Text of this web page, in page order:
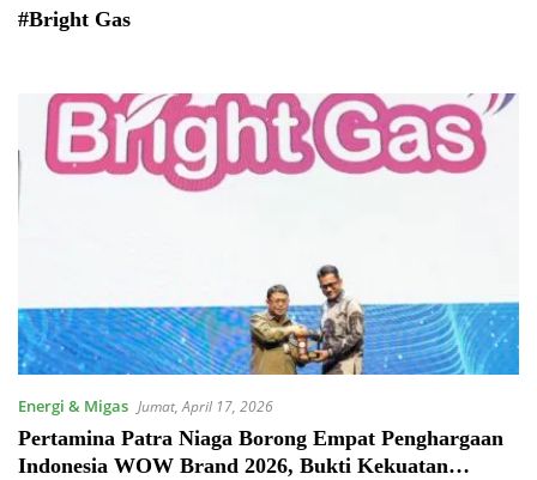
#Bright Gas
Energi & Migas Jumat, April 17, 2026
Pertamina Patra Niaga Borong Empat Penghargaan
Indonesia WOW Brand 2026, Bukti Kekuatan